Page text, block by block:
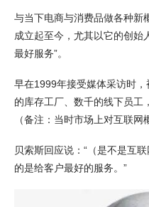
与当下电商与消费品做各种新
成立起至今，尤其以它的创始
最好服务”。
早在1999年接受媒体采访时
的库存工厂、数千的线下员工
（备注：当时市场上对互联网
贝索斯回应说：“（是不是互
的是给客户最好的服务。”